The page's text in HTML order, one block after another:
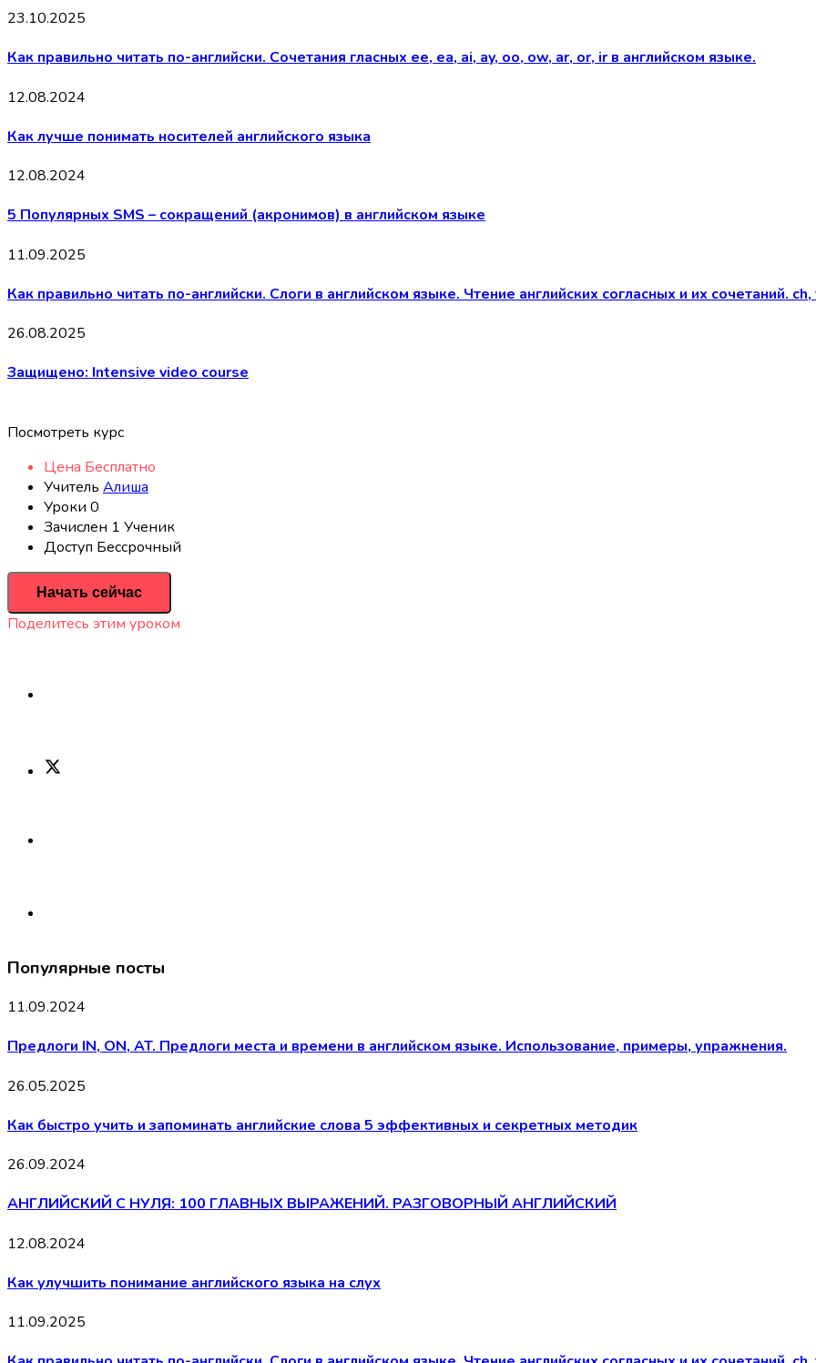
23.10.2025
Как правильно читать по-английски. Сочетания гласных ee, ea, ai, ay, oo, ow, ar, or, ir в английском языке.
12.08.2024
Как лучше понимать носителей английского языка
12.08.2024
5 Популярных SMS – сокращений (акронимов) в английском языке
11.09.2025
Как правильно читать по-английски. Слоги в английском языке. Чтение английских согласных и их сочетаний.
26.08.2025
Защищено: Intensive video course
Посмотреть курс
Цена Бесплатно
Учитель Алиша
Уроки 0
Зачислен 1 Ученик
Доступ Бессрочный
Начать сейчас
Поделитесь этим уроком
Популярные посты
11.09.2024
Предлоги IN, ON, AT. Предлоги места и времени в английском языке. Использование, примеры, упражнения.
26.05.2025
Как быстро учить и запоминать английские слова 5 эффективных и секретных методик
26.09.2024
АНГЛИЙСКИЙ С НУЛЯ: 100 ГЛАВНЫХ ВЫРАЖЕНИЙ. РАЗГОВОРНЫЙ АНГЛИЙСКИЙ
12.08.2024
Как улучшить понимание английского языка на слух
11.09.2025